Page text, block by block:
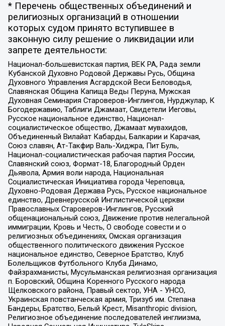
* Перечень общественных объединений и
религиозных организаций в отношении
которых судом принято вступившее в
законную силу решение о ликвидации или
запрете деятельности:
Национал-большевистская партия, ВЕК РА, Рада земли
Кубанской Духовно Родовой Державы Русь, Община
Духовного Управления Асгардской Веси Беловодья,
Славянская Община Капища Веды Перуна, Мужская
Духовная Семинария Староверов-Инглингов, Нурджулар, К
Богодержавию, Таблиги Джамаат, Свидетели Иеговы,
Русское национальное единство, Национал-
социалистическое общество, Джамаат мувахидов,
Объединенный Вилайат Кабарды, Балкарии и Карачая,
Союз славян, Ат-Такфир Валь-Хиджра, Пит Буль,
Национал-социалистическая рабочая партия России,
Славянский союз, Формат-18, Благородный Орден
Дьявола, Армия воли народа, Национальная
Социалистическая Инициатива города Череповца,
Духовно-Родовая Держава Русь, Русское национальное
единство, Древнерусской Инглистической церкви
Православных Староверов-Инглингов, Русский
общенациональный союз, Движение против нелегальной
иммиграции, Кровь и Честь, О свободе совести и о
религиозных объединениях, Омская организация
общественного политического движения Русское
национальное единство, Северное Братство, Клуб
Болельщиков Футбольного Клуба Динамо,
Файзрахманисты, Мусульманская религиозная организация
п. Боровский, Община Коренного Русского народа
Щелковского района, Правый сектор, УНА - УНСО,
Украинская повстанческая армия, Тризуб им. Степана
Бандеры, Братство, Белый Крест, Misanthropic division,
Религиозное объединение последователей инглиизма,